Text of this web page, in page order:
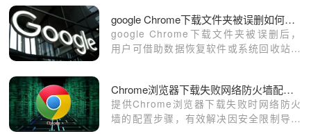
google Chrome下载文件夹被误删如何恢复数据
google Chrome下载文件夹被误删后，
用户可借助数据恢复软件或系统回收站找
Chrome浏览器下载失败网络防火墙配置方法
提供Chrome浏览器下载失败时网络防火
墙的配置步骤，有效解决因安全限制导致